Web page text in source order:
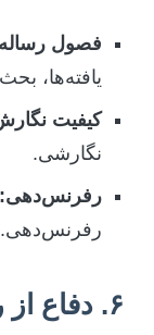
فصول
یافته‌ها،
کیفیت
نگارشی.
رفرنس‌دهی:
رفرنس‌دهی.
۶. دفاع از رساله